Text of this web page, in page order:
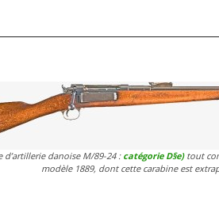
d’artillerie danoise M/89-24 :catégorie D§e)tout
modèle 1889, dont cette carabine est